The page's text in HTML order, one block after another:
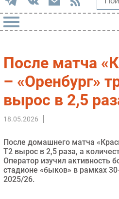
Импорто­замещение
Автоматизация
Интернет
Мобильная связь
Фиксированная связь
Рынок ПК
Маркетинг
Торговые сети
После матча
– «Оренбург»
вырос в 2,5
18.05.2026
После домашнего матча
Т2 вырос в 2,5 раза, а
Оператор изучил активность
стадионе «быков» в рамках
2025/26.